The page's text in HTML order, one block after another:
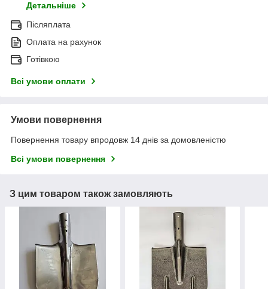
Детальніше
Післяплата
Оплата на рахунок
Готівкою
Всі умови оплати
Умови повернення
Повернення товару впродовж 14 днів за домовленістю
Всі умови повернення
З цим товаром також замовляють